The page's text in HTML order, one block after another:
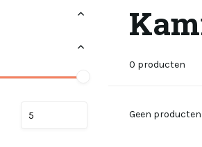
0 producten
Geen producten